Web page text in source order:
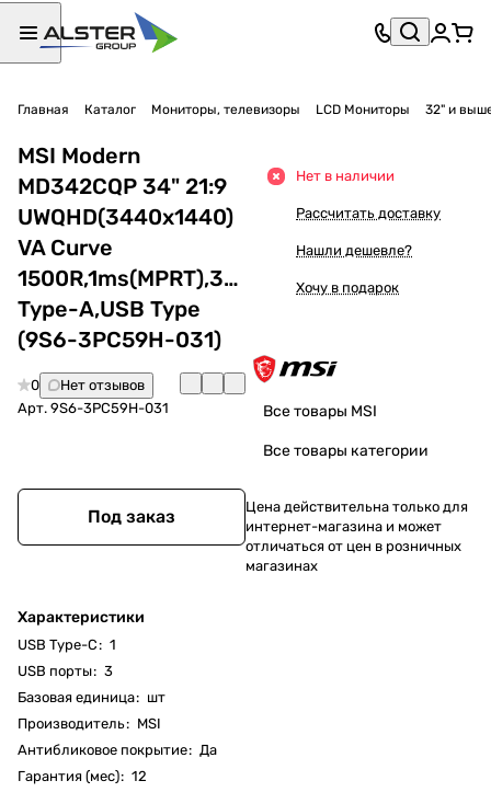
Главная Каталог Мониторы, телевизоры LCD Мониторы 32" и
MSI Modern
MD342CQP 34" 21:9
UWQHD(3440x1440)
VA Curve
1500R,1ms(MPRT),3000:1,100M:1,300nit,178/
Type-A,USB Type
(9S6-3PC59H-031)
0
Нет отзывов
Арт. 9S6-3PC59H-031
Под заказ
Характеристики
USB Type-C: 1
USB порты: 3
Базовая единица: шт
Производитель: MSI
Антибликовое покрытие: Да
Гарантия (мес): 12
Нет в наличии
Рассчитать доставку
Нашли дешевле?
Хочу в подарок
Все товары MSI
Все товары категории
Цена действительна только для
интернет-магазина и может
отличаться от цен в розничных
магазинах